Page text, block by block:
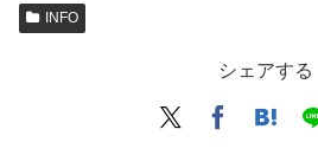
INFO
シェアする